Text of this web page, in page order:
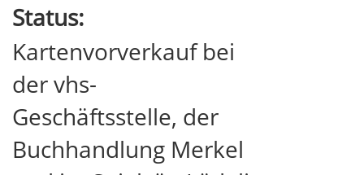
Status:
Kartenvorverkauf bei
der vhs-
Geschäftsstelle, der
Buchhandlung Merkel